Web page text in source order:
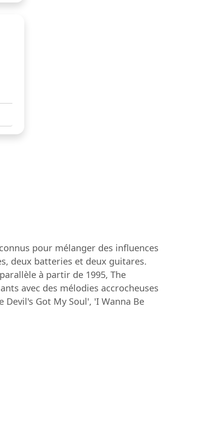
pour mélanger des influences
deux batteries et deux guitares.
à partir de 1995, The
avec des mélodies accrocheuses
Got My Soul', 'I Wanna Be